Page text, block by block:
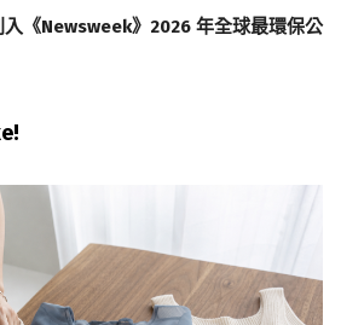
《Newsweek》2026 年全球最環保公